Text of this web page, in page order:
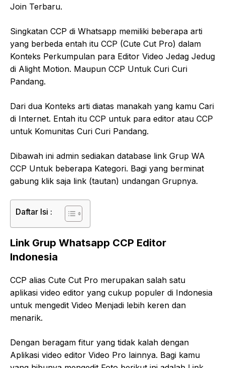
Join Terbaru.
Singkatan CCP di Whatsapp memiliki beberapa arti
yang berbeda entah itu CCP (Cute Cut Pro) dalam
Konteks Perkumpulan para Editor Video Jedag Jedug
di Alight Motion. Maupun CCP Untuk Curi Curi
Pandang.
Dari dua Konteks arti diatas manakah yang kamu Cari
di Internet. Entah itu CCP untuk para editor atau CCP
untuk Komunitas Curi Curi Pandang.
Dibawah ini admin sediakan database link Grup WA
CCP Untuk beberapa Kategori. Bagi yang berminat
gabung klik saja link (tautan) undangan Grupnya.
Daftar Isi :
Link Grup Whatsapp CCP Editor
Indonesia
CCP alias Cute Cut Pro merupakan salah satu
aplikasi video editor yang cukup populer di Indonesia
untuk mengedit Video Menjadi lebih keren dan
menarik.
Dengan beragam fitur yang tidak kalah dengan
Aplikasi video editor Video Pro lainnya. Bagi kamu